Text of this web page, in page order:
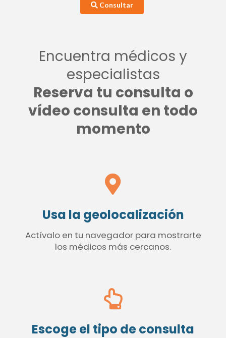
Consultar
Encuentra médicos y
especialistas
Reserva tu consulta o
vídeo consulta en todo
momento
Usa la geolocalización
Actívalo en tu navegador para mostrarte
los médicos más cercanos.
Escoge el tipo de consulta